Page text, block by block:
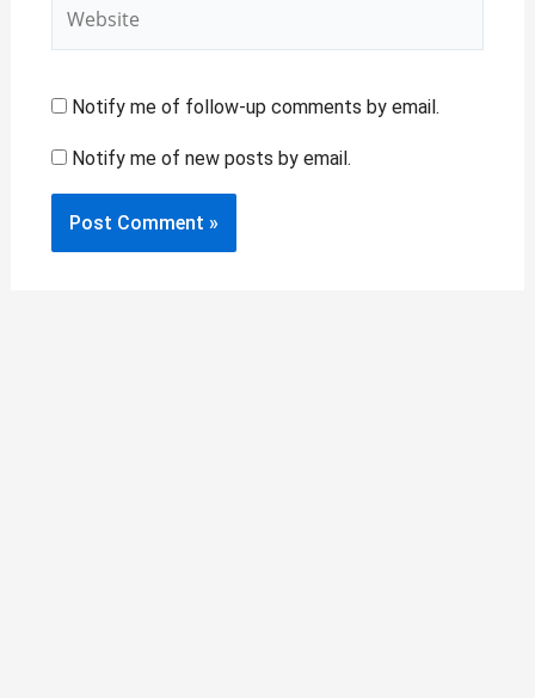
Notify me of follow-up comments by email.
Notify me of new posts by email.